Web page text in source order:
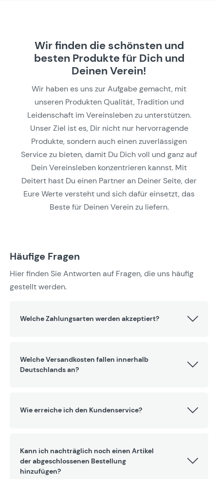
Wir finden die schönsten und
besten Produkte für Dich und
Deinen Verein!
Wir haben es uns zur Aufgabe gemacht, mit
unseren Produkten Qualität, Tradition und
Leidenschaft im Vereinsleben zu unterstützen.
Unser Ziel ist es, Dir nicht nur hervorragende
Produkte, sondern auch einen zuverlässigen
Service zu bieten, damit Du Dich voll und ganz auf
Dein Vereinsleben konzentrieren kannst. Mit
Deitert hast Du einen Partner an Deiner Seite, der
Eure Werte versteht und sich dafür einsetzt, das
Beste für Deinen Verein zu liefern.
Häufige Fragen
Hier finden Sie Antworten auf Fragen, die uns häufig
gestellt werden.
Welche Zahlungsarten werden akzeptiert?
Welche Versandkosten fallen innerhalb
Deutschlands an?
Wie erreiche ich den Kundenservice?
Kann ich nachträglich noch einen Artikel
der abgeschlossenen Bestellung
hinzufügen?